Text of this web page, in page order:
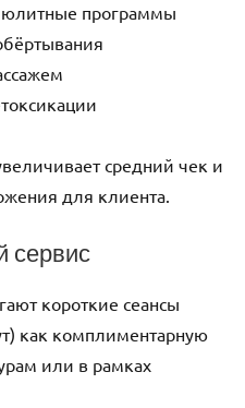
программы
средний чек и
для клиента.
сервис
короткие сеансы
как комплиментарную
или в рамках